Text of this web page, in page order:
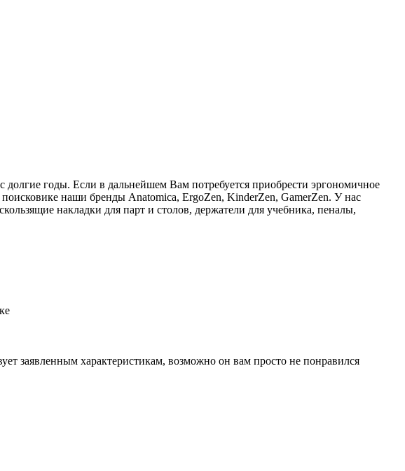
годы. Если в дальнейшем Вам потребуется приобрести эргономичное
наши бренды Anatomica, ErgoZen, KinderZen, GamerZen. У нас
накладки для парт и столов, держатели для учебника, пеналы,
заявленным характеристикам, возможно он вам просто не понравился